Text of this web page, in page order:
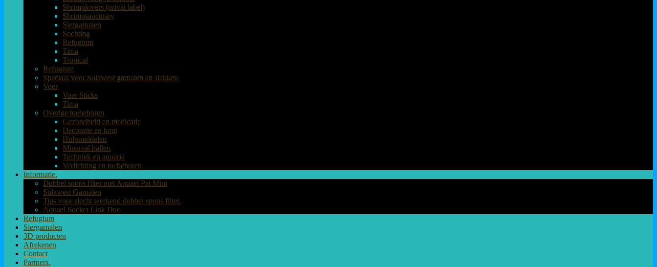
Shrimplovers (privat label)
Shrimpsanctuary
Siergarnalen
Sochting
Refugium
Tima
Tropical
Refugium
Speciaal voor Sulawesi garnalen en slakken
Voer
Voer Sticks
Tima
Overige toebehoren
Gezondheid en medicatie
Decoratie en hout
Hulpmiddelen
Mineraal ballen
Techniek en aquaria
Verlichting en toebehoren
Informatie.
Dubbel spons filter met Aquael Pat Mini
Sulawesi Garnalen
Tips voor slecht werkend dubbel spons filter.
Aquael Socket Link Duo
Refugium
Siergarnalen
3D producten
Afrekenen
Contact
Partners.